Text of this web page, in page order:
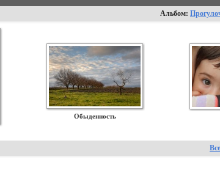
Альбом:
Обыденность